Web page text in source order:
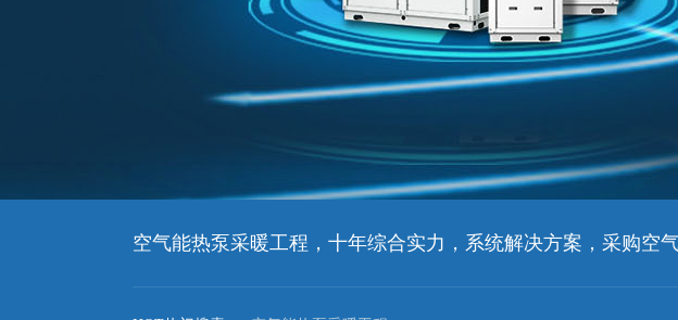
空气能热泵采暖工程，十年综合实力，系统解决方案，采购空